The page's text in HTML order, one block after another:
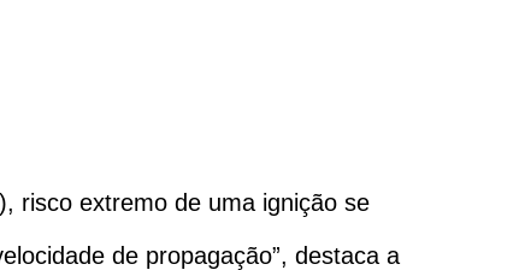
risco extremo de uma ignição se
de propagação”, destaca a